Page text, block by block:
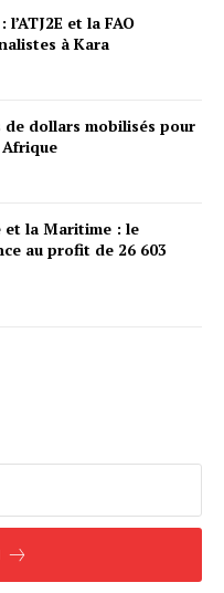
et la FAO
à Kara
dollars mobilisés pour
Afrique
et la Maritime : le
au profit de 26 603